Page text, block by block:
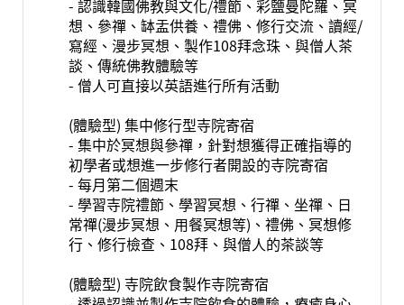
- 認識韓國佛教與文化/禮節、彩鹽曼陀羅、冥
想、參禪、缽盂供養、禮佛、修行交流、讀經/
寫經、漫步冥想、製作108拜念珠、與僧人茶
談、傳統佛教體驗等
- 僧人可直接以英語進行所有活動
(體驗型) 集中修行型寺院寄宿
- 集中於冥想與參禪，針對想獲得正確指導的
初學者或想進一步修行者開設的寺院寄宿
- 每月第二個週末
- 學習寺院禮節、學習冥想、行禪、坐禪、日
常禪(漫步冥想、用餐冥想等)、禮佛、冥想修
行、修行檢查、108拜、與僧人的茶談等
(體驗型) 寺院飲食製作寺院寄宿